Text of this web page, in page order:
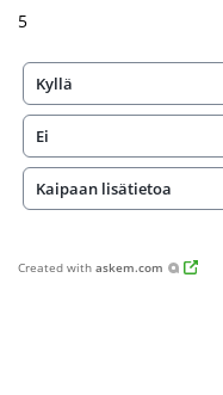
5
Kyllä
Ei
Kaipaan lisätietoa
Created with askem.com